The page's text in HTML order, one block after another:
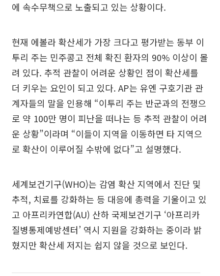
에 속수무책으로 노출되고 있는 상황이다.
현재 에볼라 확산세가 가장 크다고 평가받는 동부 이
투리 주는 민주콩고 전체 확진 환자의 90% 이상이 몰
려 있다. 추적 관찰이 어려운 상황인 점이 확산세를
더 키우는 요인이 되고 있다. AP는 유엔 구호기관 관
계자들의 말을 인용해 “이투리 주는 반군과의 전쟁으
로 약 100만 명이 피난을 떠나는 등 추적 관찰이 어려
운 상황”이라며 “이들이 지역을 이동하면 타 지역으
로 확산이 이루어질 수밖에 없다”고 설명했다.
세계보건기구(WHO)는 감염 확산 지역에서 진단 및
추적, 치료를 강화하는 등 대응에 총력을 기울이고 있
고 아프리카연합(AU) 산하 국제보건기구 ‘아프리카
질병통제예방센터’ 역시 지원을 강화하는 중이라 밝
혔지만 확산세 저지는 쉽지 않을 것으로 보인다.